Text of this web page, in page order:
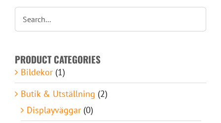
Om oss
PRODUCT CATEGORIES
Bildekor (1)
Butik & Utställning (2)
Displayväggar (0)